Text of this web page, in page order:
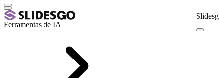
Ferramentas de IA